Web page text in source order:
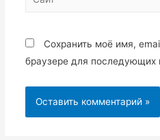
Сохранить моё имя,
браузере для последующих